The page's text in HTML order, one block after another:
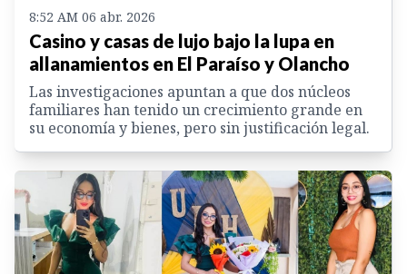
8:52 AM 06 abr. 2026
Casino y casas de lujo bajo la lupa en
allanamientos en El Paraíso y Olancho
Las investigaciones apuntan a que dos núcleos
familiares han tenido un crecimiento grande en
su economía y bienes, pero sin justificación legal.